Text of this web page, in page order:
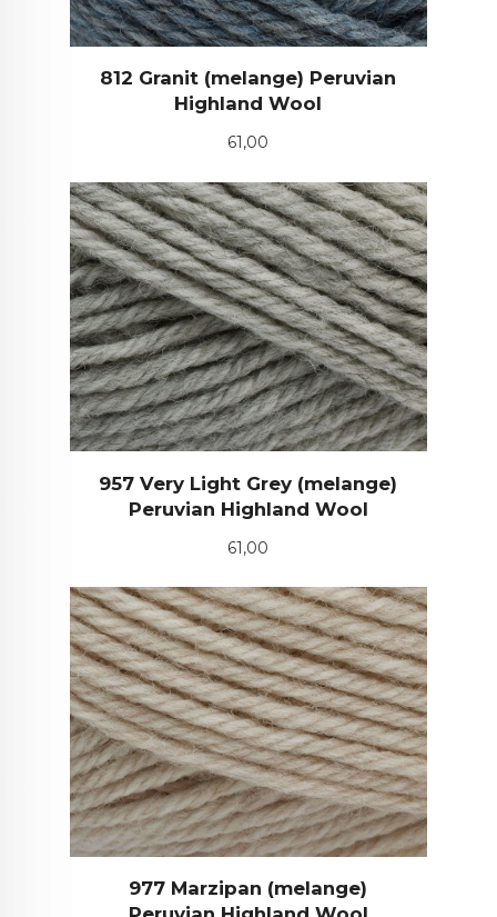
812 Granit (melange) Peruvian
Highland Wool
Pris
61,00
957 Very Light Grey (melange)
Peruvian Highland Wool
Pris
61,00
977 Marzipan (melange)